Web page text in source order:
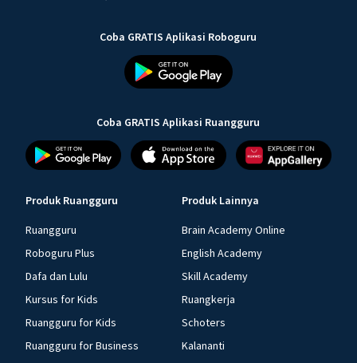
Coba GRATIS Aplikasi Roboguru
Coba GRATIS Aplikasi Ruangguru
Produk Ruangguru
Ruangguru
Roboguru Plus
Dafa dan Lulu
Kursus for Kids
Ruangguru for Kids
Ruangguru for Business
Produk Lainnya
Brain Academy Online
English Academy
Skill Academy
Ruangkerja
Schoters
Kalananti